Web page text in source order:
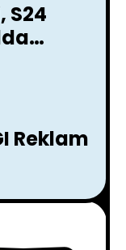
S24
Reklam